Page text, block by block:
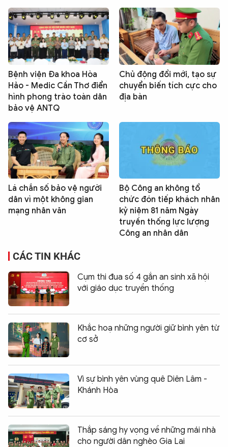
Bệnh viện Đa khoa Hòa
Hảo - Medic Cần Thơ điển
hình phong trào toàn dân
bảo vệ ANTQ
Chủ động đổi mới, tạo sự
chuyển biến tích cực cho
địa bàn
Lá chắn số bảo vệ người
dân vì một không gian
mạng nhân văn
Bộ Công an không tổ
chức đón tiếp khách nhân
kỷ niệm 81 năm Ngày
truyền thống lực lượng
Công an nhân dân
CÁC TIN KHÁC
Cụm thi đua số 4 gắn an sinh xã hội
với giáo dục truyền thống
Khắc hoạ những người giữ bình yên từ
cơ sở
Vì sự bình yên vùng quê Diên Lâm -
Khánh Hòa
Thắp sáng hy vọng về những mái nhà
cho người dân nghèo Gia Lai